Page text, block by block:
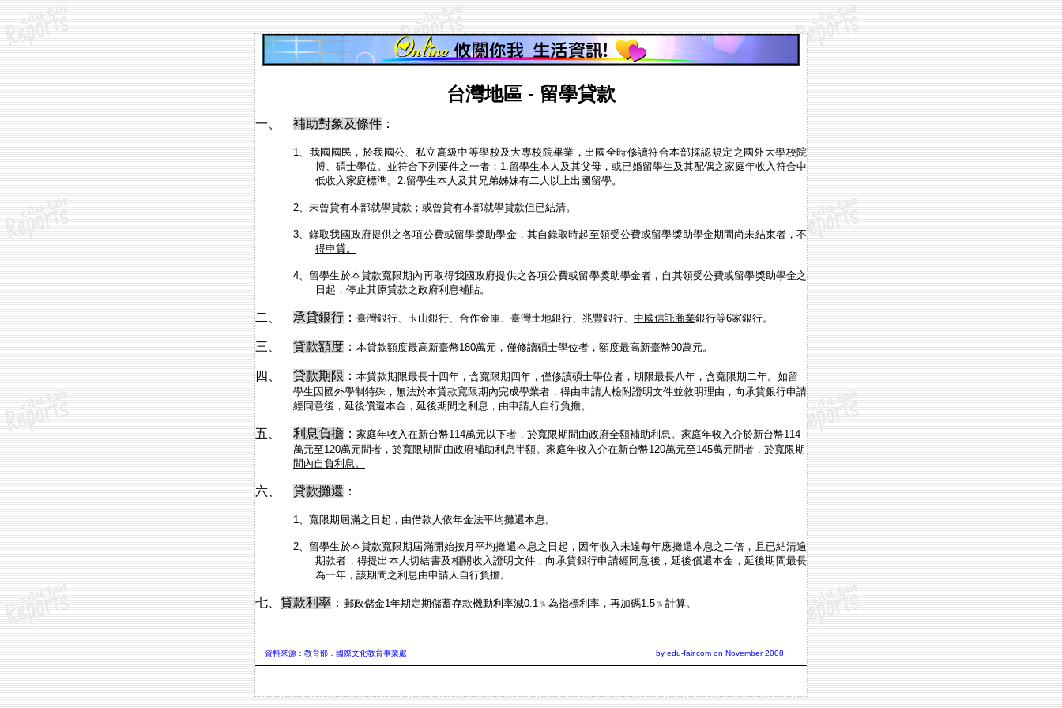
台灣地區 - 留學貸款
一、 補助對象及條件 ：
1、我國國民，於我國公、私立高級中等學校及大專校院畢業，出國全時修讀符合本部採認規定之國外大學校院
博、碩士學位。並符合下列要件之一者： 1.留學生本人及其父母，或已婚留學生及其配偶之家庭年收入符合中
低收入家庭標準。 2.留學生本人及其兄弟姊妹有二人以上出國留學。
2、未曾貸有本部就學貸款；或曾貸有本部就學貸款但已結清。
3、錄取我國政府提供之各項公費或留學獎助學金，其自錄取時起至領受公費或留學獎助學金期間尚未結束者，不
得申貸。
4、留學生於本貸款寬限期內再取得我國政府提供之各項公費或留學獎助學金者，自其領受公費或留學獎助學金之
日起，停止其原貸款之政府利息補貼。
二、 承貸銀行 ： 臺灣銀行、玉山銀行、合作金庫、臺灣土地銀行、兆豐銀行、 中國信託商業銀行等6家銀行。
三、 貸款額度 ： 本貸款額度最高新臺幣180萬元，僅修讀碩士學位者，額度最高新臺幣90萬元。
四、 貸款期限 ： 本貸款期限最長十四年，含寬限期四年，僅修讀碩士學位者，期限最長八年，含寬限期二年。如留
學生因國外學制特殊，無法於本貸款寬限期內完成學業者，得由申請人檢附證明文件並敘明理由，向承貸銀行申請
經同意後，延後償還本金，延後期間之利息，由申請人自行負擔。
五、 利息負擔 ： 家庭年收入在新台幣114萬元以下者，於寬限期間由政府全額補助利息。家庭年收入介於新台幣114
萬元至120萬元間者，於寬限期間由政府補助利息半額。 家庭年收入介在新台幣120萬元至145萬元間者，於寬限期
間內自負利息。
六、 貸款攤還 ：
1、寬限期屆滿之日起，由借款人依年金法平均攤還本息。
2、留學生於本貸款寬限期屆滿開始按月平均攤還本息之日起，因年收入未達每年應攤還本息之二倍，且已結清逾
期款者，得提出本人切結書及相關收入證明文件，向承貸銀行申請經同意後，延後償還本金，延後期間最長
為一年，該期間之利息由申請人自行負擔。
七、 貸款利率 ： 郵政儲金1年期定期儲蓄存款機動利率減0.1 ﹪為指標利率，再加碼1.5 ﹪計算。
資料來源：教育部．國際文化教育事業處 by edu-fair.com on November 2008